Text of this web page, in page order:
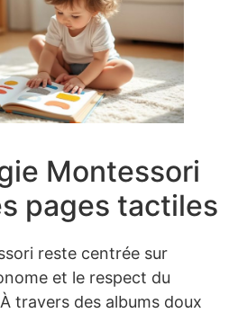
Montessori
pages tactiles
reste centrée sur
et le respect du
travers des albums doux